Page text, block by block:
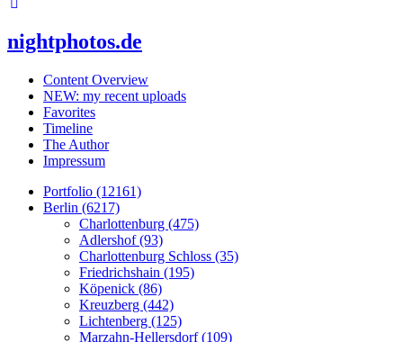
nightphotos.de
Content Overview
NEW: my recent uploads
Favorites
Timeline
The Author
Impressum
Portfolio (12161)
Berlin (6217)
Charlottenburg (475)
Adlershof (93)
Charlottenburg Schloss (35)
Friedrichshain (195)
Köpenick (86)
Kreuzberg (442)
Lichtenberg (125)
Marzahn-Hellersdorf (109)